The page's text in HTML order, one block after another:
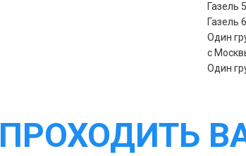
Газель
Газель
Один
с
Один